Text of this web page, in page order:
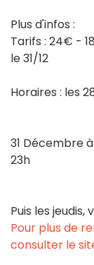
Plus d'infos :
Tarifs : 24€ -
le 31/12
Horaires : les
31 Décembre
23h
Puis les jeudis,
Pour plus de
consulter le